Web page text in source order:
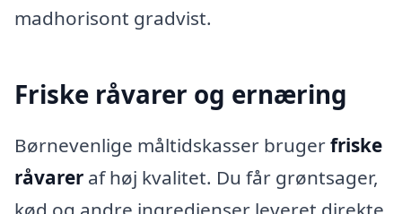
madhorisont gradvist.
Friske råvarer og ernæring
Børnevenlige måltidskasser brugerfriske
råvarer af høj kvalitet. Du får grøntsager,